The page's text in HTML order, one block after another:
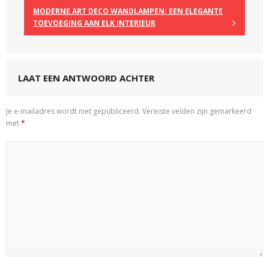
MODERNE ART DECO WANDLAMPEN: EEN ELEGANTE
TOEVOEGING AAN ELK INTERIEUR
LAAT EEN ANTWOORD ACHTER
Je e-mailadres wordt niet gepubliceerd. Vereiste velden zijn gemarkeerd
met*